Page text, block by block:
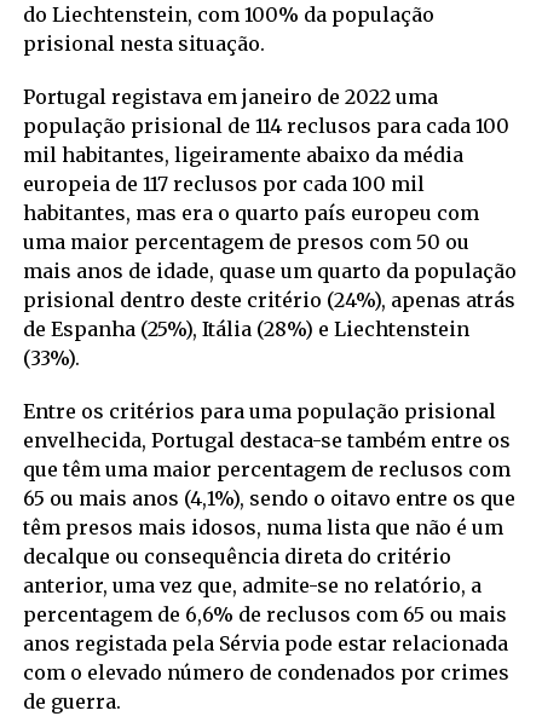
do Liechtenstein, com 100% da população
prisional nesta situação.
Portugal registava em janeiro de 2022 uma
população prisional de 114 reclusos para cada 100
mil habitantes, ligeiramente abaixo da média
europeia de 117 reclusos por cada 100 mil
habitantes, mas era o quarto país europeu com
uma maior percentagem de presos com 50 ou
mais anos de idade, quase um quarto da população
prisional dentro deste critério (24%), apenas atrás
de Espanha (25%), Itália (28%) e Liechtenstein
(33%).
Entre os critérios para uma população prisional
envelhecida, Portugal destaca-se também entre os
que têm uma maior percentagem de reclusos com
65 ou mais anos (4,1%), sendo o oitavo entre os que
têm presos mais idosos, numa lista que não é um
decalque ou consequência direta do critério
anterior, uma vez que, admite-se no relatório, a
percentagem de 6,6% de reclusos com 65 ou mais
anos registada pela Sérvia pode estar relacionada
com o elevado número de condenados por crimes
de guerra.